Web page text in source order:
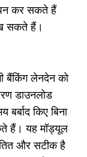
कर सकते हैं
सकते हैं।
बैंकिंग लेनदेन को
डाउनलोड
किए बिना
हैं। यह मॉड्यूल
और सटीक है